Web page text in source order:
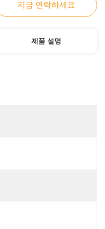
지금 연락하세요
제품 설명